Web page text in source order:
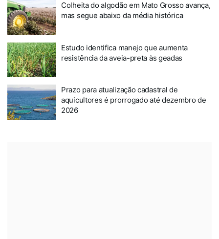
Colheita do algodão em Mato Grosso avança,
mas segue abaixo da média histórica
Estudo identifica manejo que aumenta
resistência da aveia-preta às geadas
Prazo para atualização cadastral de
aquicultores é prorrogado até dezembro de
2026